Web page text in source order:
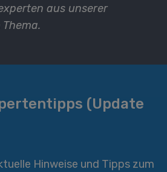
aus unserer
(Update
Hinweise und Tipps zum